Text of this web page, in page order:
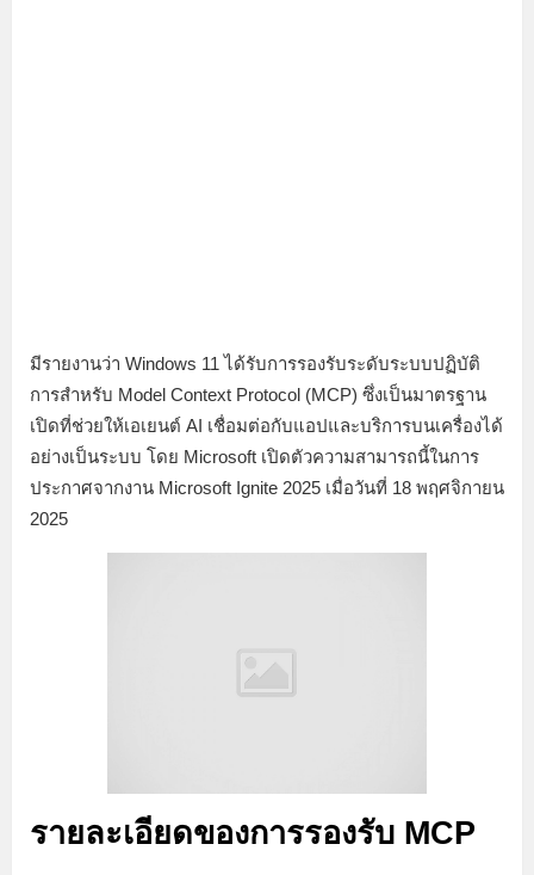
มีรายงานว่า Windows 11 ได้รับการรองรับระดับระบบปฏิบัติ
การสำหรับ Model Context Protocol (MCP) ซึ่งเป็นมาตรฐาน
เปิดที่ช่วยให้เอเยนต์ AI เชื่อมต่อกับแอปและบริการบนเครื่องได้
อย่างเป็นระบบ โดย Microsoft เปิดตัวความสามารถนี้ในการ
ประกาศจากงาน Microsoft Ignite 2025 เมื่อวันที่ 18 พฤศจิกายน
2025
รายละเอียดของการรองรับ MCP